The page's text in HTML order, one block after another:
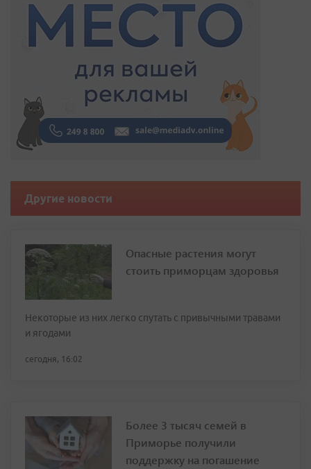
Другие новости
Опасные растения могут
стоить приморцам здоровья
Некоторые из них легко спутать с привычными травами
и ягодами
сегодня, 16:02
Более 3 тысяч семей в
Приморье получили
поддержку на погашение